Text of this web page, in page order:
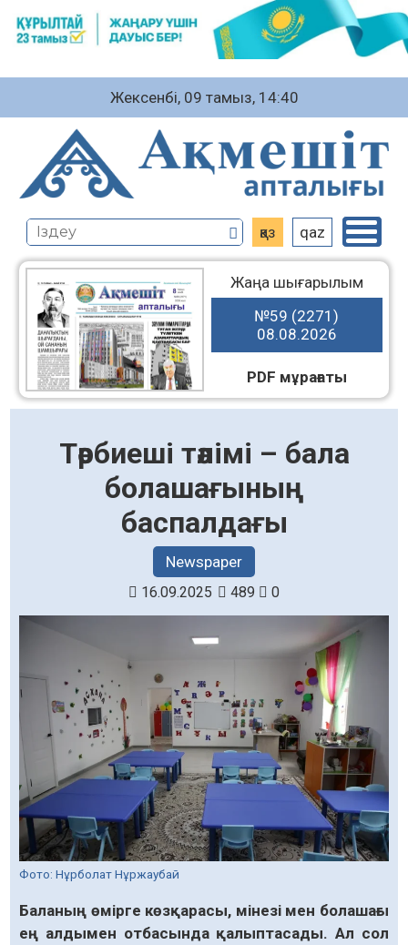
Жексенбі, 09 тамыз, 14:40
қаз qaz
Жаңа шығарылым
№59 (2271)
08.08.2026
PDF мұрағаты
Тәрбиеші тәлімі – бала
болашағының
баспалдағы
Newspaper
16.09.2025 489 0
Фото: Нұрболат Нұржаубай
Баланың өмірге көзқарасы, мінезі мен болашағы
ең алдымен отбасында қалыптасады. Ал сол